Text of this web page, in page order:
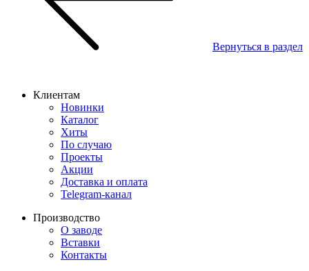
Вернуться в раздел
Клиентам
Новинки
Каталог
Хиты
По случаю
Проекты
Акции
Доставка и оплата
Telegram-канал
Производство
О заводе
Вставки
Контакты